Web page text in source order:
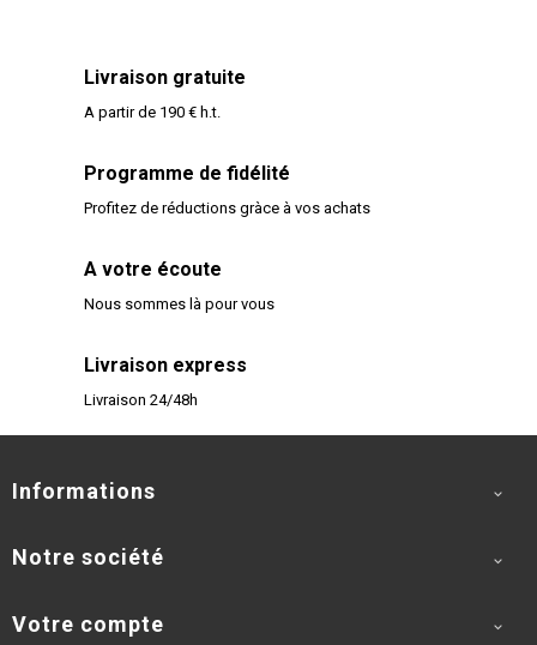
Livraison gratuite
A partir de 190 € h.t.
Programme de fidélité
Profitez de réductions gràce à vos achats
A votre écoute
Nous sommes là pour vous
Livraison express
Livraison 24/48h
Informations 
Notre société 
Votre compte 